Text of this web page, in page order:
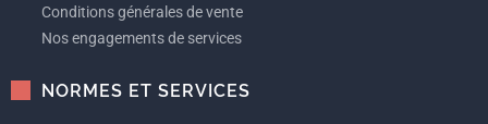
Conditions générales de vente
Nos engagements de services
NORMES ET SERVICES